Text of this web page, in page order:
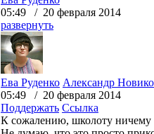
05:49 / 20 февраля 2014
развернуть
Ева Руденко Александр
05:49 / 20 февраля 2014
Поддержать Ссылка
К сожалению, школоту ничему